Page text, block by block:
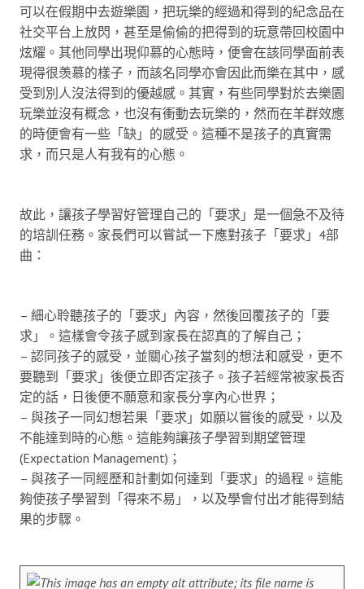
可以在假期中去遊樂園，把玩樂的經過和得到的紀念品在
社交平台上放閃，甚至是偷偷的把得到的玩意帶回校園中
炫耀。其他同學出現仰慕的心態時，便會在該同學面前表
現得很羡慕的樣子，而該名同學亦會因此而樂在其中，感
受到別人沒法得到的優越感。其實，有些同學對於去樂園
玩樂並沒有概念，也沒有衝動去玩樂的，然而在羊群效應
的時便會有一些「缺」的感受。這種不是孩子的真實需
求，而只是人有我有的心態。
故此，讓孩子學習好管理自己的「要求」是一個急不及待
的培訓任務。家長們可以嘗試一下應對孩子「要求」4部
曲：
– 細心聆聽孩子的「要求」內容，然後回覆孩子的「要
求」。這樣會令孩子感到家長在認真的了解自己；
– 認同孩子的感受，並關心孩子當刻的想法和感受，更不
要聽到「要求」後便立即否定孩子。孩子若經常被家長否
定的話，日後便不願意和家長分享內心世界；
– 與孩子一同幻想若果「要求」如願以嘗後的感受，以及
不能達到時的心態。這能夠讓孩子學習到期望管理
(Expectation Management)；
– 與孩子一同經歷和計劃如何達到「要求」的過程。這能
夠使孩子學習到「得來不易」，以及學會付出才能得到結
果的步驟。